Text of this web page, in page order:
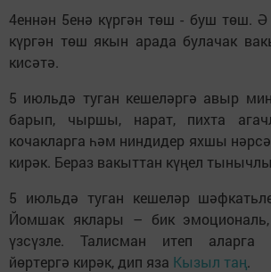
4еннән 5енә күргән төш - буш төш.
күргән төш якын арада булачак
кисәтә.
5 июльдә туган кешеләргә авыр
барып, чыршы, нарат, пихта
кочакларга һәм ниндидер яхшы
кирәк. Бераз вакыттан күңел
5 июльдә туган кешеләр
Йомшак яклары – бик эмоциональ,
үзсүзле. Талисман итеп
йөртергә кирәк, дип яза Кызыл таң.